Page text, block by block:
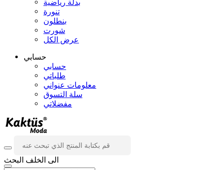
بدلة رياضية
تنورة
بنطلون
شورت
عرض الكل
حسابي
حسابي
طلباتي
معلومات عنواني
سلة التسوق
مفضلاتي
الى الخلف البحث